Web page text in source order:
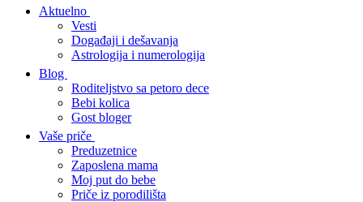
Aktuelno
Vesti
Događaji i dešavanja
Astrologija i numerologija
Blog
Roditeljstvo sa petoro dece
Bebi kolica
Gost bloger
Vaše priče
Preduzetnice
Zaposlena mama
Moj put do bebe
Priče iz porodilišta